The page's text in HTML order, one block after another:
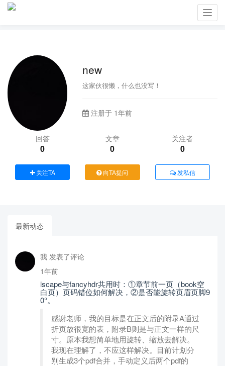
new
这家伙很懒，什么也没写！
注册于 1年前
回答
0
文章
0
关注者
0
关注TA 向TA提问 发私信
最新动态
我 发表了评论
1年前
lscape与fancyhdr共用时：①章节前一页（book空
白页）页码错位如何解决，②是否能旋转页眉页脚9
0°。
感谢老师，我的目标是在正文后的附录A通过
折页放很宽的表，附录B则是与正文一样的尺
寸。原本我想简单地用旋转、缩放去解决。
我现在理解了，不应这样解决。目前计划分
别生成3个pdf合并，手动定义后两个pdf的